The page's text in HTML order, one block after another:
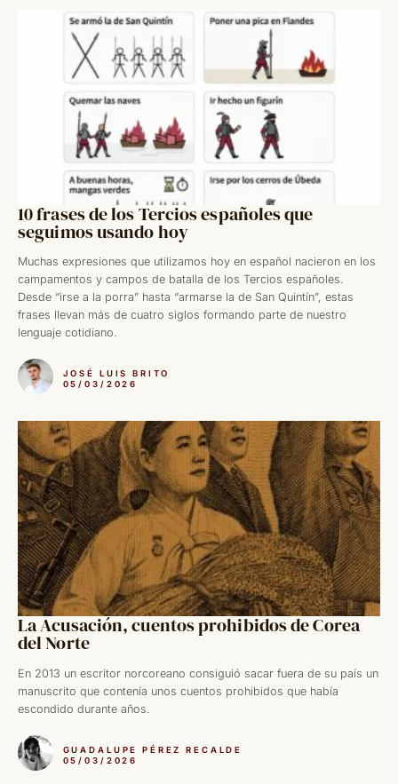
10 frases de los Tercios españoles que
seguimos usando hoy
Muchas expresiones que utilizamos hoy en español nacieron en los
campamentos y campos de batalla de los Tercios españoles.
Desde “irse a la porra” hasta “armarse la de San Quintín”, estas
frases llevan más de cuatro siglos formando parte de nuestro
lenguaje cotidiano.
JOSÉ LUIS BRITO
05/03/2026
La Acusación, cuentos prohibidos de Corea
del Norte
En 2013 un escritor norcoreano consiguió sacar fuera de su país un
manuscrito que contenía unos cuentos prohibidos que había
escondido durante años.
GUADALUPE PÉREZ RECALDE
05/03/2026